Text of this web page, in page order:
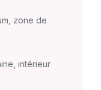
zone de
intérieur